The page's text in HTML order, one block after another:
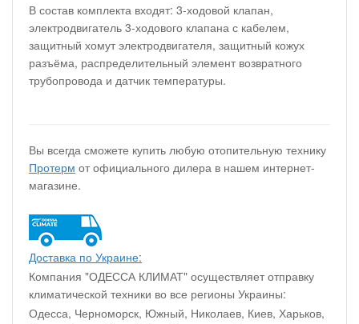
В состав комплекта входят: 3-ходовой клапан,
электродвигатель 3-ходового клапана с кабелем,
защитный хомут электродвигателя, защитный кожух
разъёма, распределительный элемент возвратного
трубопровода и датчик температуры.
Вы всегда сможете купить любую отопительную технику
Протерм от официального дилера в нашем интернет-
магазине.
Доставка по Украине:
Компания "ОДЕССА КЛИМАТ" осуществляет отправку
климатической техники во все регионы Украины:
Одесса, Черноморск, Южный, Николаев, Киев, Харьков,